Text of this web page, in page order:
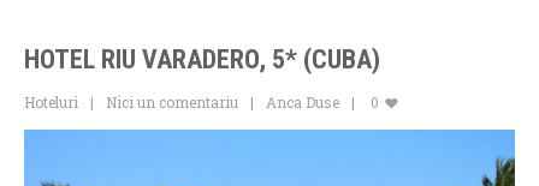
HOTEL RIU VARADERO, 5* (CUBA)
Hoteluri Nici un comentariu Anca Duse 0